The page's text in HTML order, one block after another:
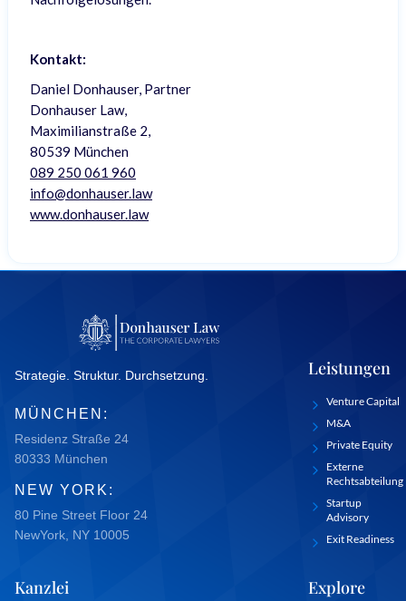
Kontakt:
Daniel Donhauser, Partner
Donhauser Law,
Maximilianstraße 2,
80539 München
089 250 061 960
info@donhauser.law
www.donhauser.law
Strategie. Struktur. Durchsetzung.
MÜNCHEN:
Residenz Straße 24
80333 München
NEW YORK:
80 Pine Street Floor 24
NewYork, NY 10005
Leistungen
Venture Capital
M&A
Private Equity
Externe
Rechtsabteilung
Startup
Advisory
Exit Readiness
Kanzlei Explore